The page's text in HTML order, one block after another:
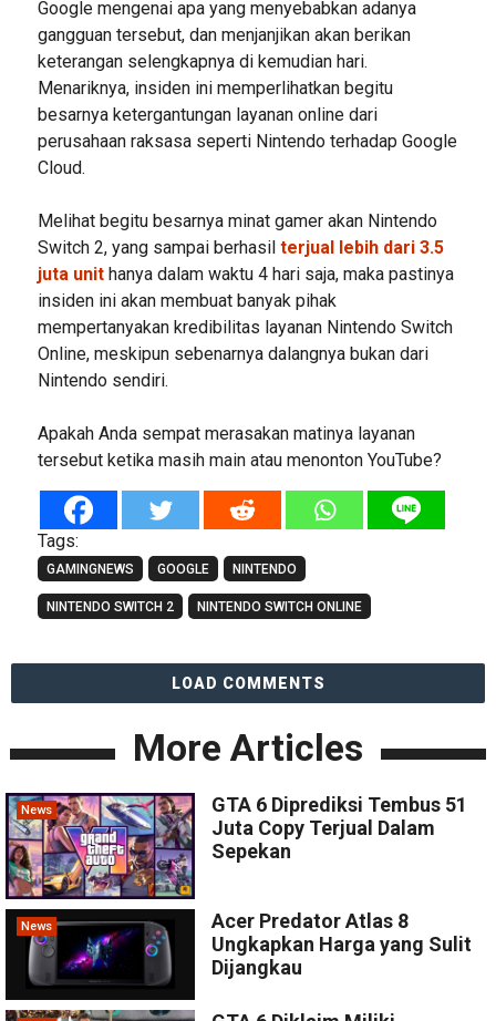
Google mengenai apa yang menyebabkan adanya
gangguan tersebut, dan menjanjikan akan berikan
keterangan selengkapnya di kemudian hari.
Menariknya, insiden ini memperlihatkan begitu
besarnya ketergantungan layanan online dari
perusahaan raksasa seperti Nintendo terhadap Google
Cloud.
Melihat begitu besarnya minat gamer akan Nintendo
Switch 2, yang sampai berhasil terjual lebih dari 3.5
juta unithanya dalam waktu 4 hari saja, maka pastinya
insiden ini akan membuat banyak pihak
mempertanyakan kredibilitas layanan Nintendo Switch
Online, meskipun sebenarnya dalangnya bukan dari
Nintendo sendiri.
Apakah Anda sempat merasakan matinya layanan
tersebut ketika masih main atau menonton YouTube?
Tags:
GAMINGNEWS GOOGLE NINTENDO
NINTENDO SWITCH 2 NINTENDO SWITCH ONLINE
LOAD COMMENTS
More Articles
News
GTA 6 Diprediksi Tembus 51
Juta Copy Terjual Dalam
Sepekan
News
Acer Predator Atlas 8
Ungkapkan Harga yang Sulit
Dijangkau